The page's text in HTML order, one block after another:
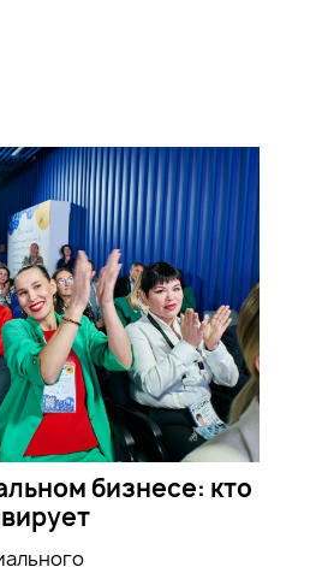
бизнесе: кто